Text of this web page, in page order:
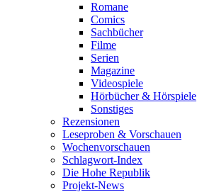
Romane
Comics
Sachbücher
Filme
Serien
Magazine
Videospiele
Hörbücher & Hörspiele
Sonstiges
Rezensionen
Leseproben & Vorschauen
Wochenvorschauen
Schlagwort-Index
Die Hohe Republik
Projekt-News